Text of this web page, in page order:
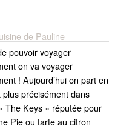
de Pauline
pouvoir voyager
on va voyager
! Aujourd’hui on part en
plus précisément dans
The Keys » réputée pour
Pie ou tarte au citron